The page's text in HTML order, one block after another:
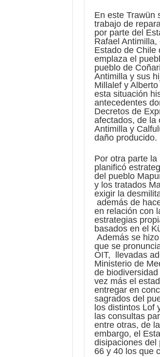
En este Trawün
trabajo de
por parte del
Rafael
Estado de Chile
emplaza el
pueblo de
Antimilla y sus
Millalef y
esta situación
antecedentes
Decretos de
afectados, de la
Antimilla y
daño producido.
Por otra parte
planificó
del pueblo
y los tratados
exigir la
además de
en relación con
estrategias
basados en el
Además se
que se
OIT, llevadas
Ministerio de
de
vez más el
entregar en
sagrados del
los distintos Lof
las consultas
entre otras, de
embargo, el
disipaciones del
66 y 40 los que